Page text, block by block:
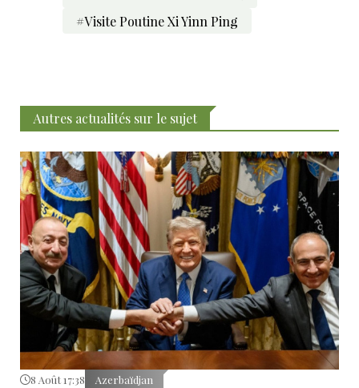
#Visite Poutine Xi Yinn Ping
Autres actualités sur le sujet
8 Août 17:38 Azerbaïdjan